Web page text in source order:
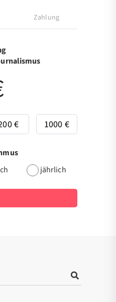
Zahlung
€ 1000 €
jährlich